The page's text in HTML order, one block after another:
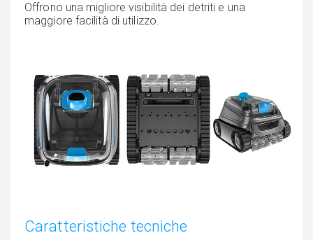
Offrono una migliore visibilità dei detriti e una
maggiore facilità di utilizzo.
Caratteristiche tecniche